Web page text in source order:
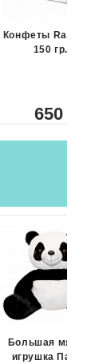
Конфеты
150 гр.
650
Большая
игрушка Панда